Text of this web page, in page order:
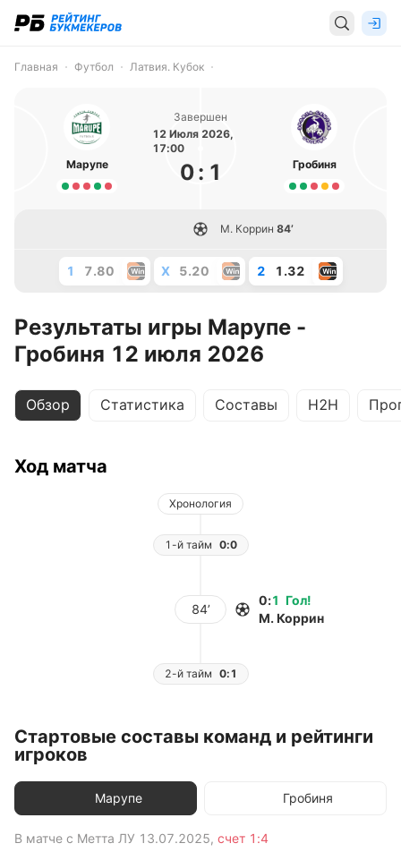
Главная Футбол Латвия. Кубок
Марупе
Завершен
12 Июля 2026,
17:00
0: 1 Гробиня
М. Коррин 84’
1 7.80 X 5.20 2 1.32
Результаты игры Марупе -
Гробиня 12 июля 2026
Обзор Статистика Составы H2H
Ход матча
Хронология
1-й тайм 0:0
84’
Гол!
0:1
М. Коррин
2-й тайм 0:1
Стартовые составы команд и рейтинги
игроков
Марупе Гробиня
В матче с Метта ЛУ 13.07.2025, счет 1:4